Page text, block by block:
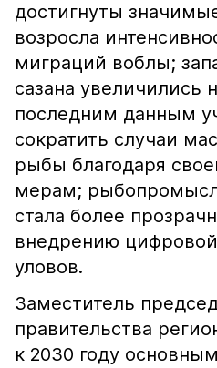
достигнуты
возросла
миграций воблы;
сазана увеличились
последним данным
сократить случаи
рыбы благодаря
мерам;
стала более
внедрению
уловов.
Заместитель
правительства
к 2030 году